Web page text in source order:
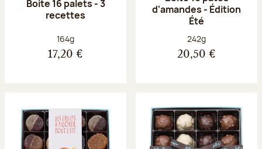
Boite 16 palets - 3
recettes
Poids net :
164g
17,20 €
d'amandes - Édition
Été
Poids net :
242g
20,50 €